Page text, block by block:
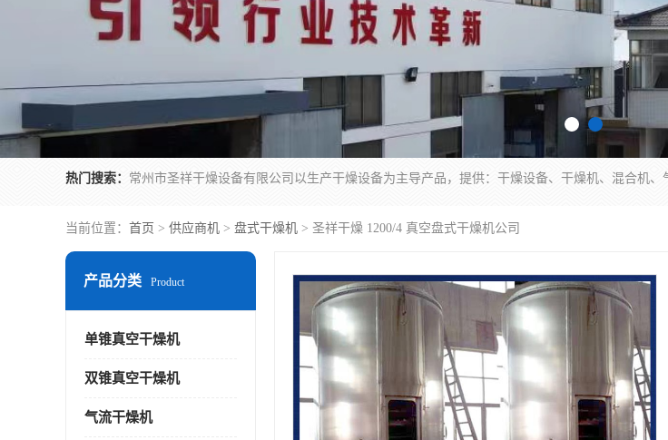
热门搜索：
当前位置： 首页 > 供应商机 > 盘式干燥机 > 圣祥干燥 1200/4 真空盘式干燥机公司
产品分类 Product
单锥真空干燥机
双锥真空干燥机
气流干燥机